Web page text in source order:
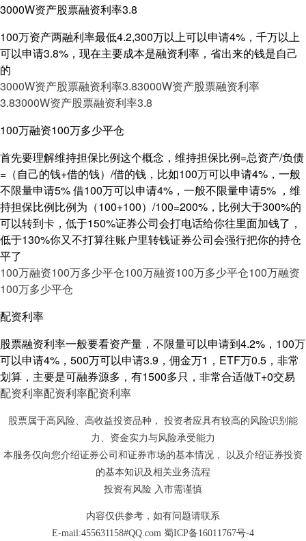
3000W资产股票融资利率3.8
100万资产两融利率最低4.2,300万以上可以申请4%，千万以上
可以申请3.8%，现在主要成本是融资利率，省出来的钱是自己
的
3000W资产股票融资利率3.83000W资产股票融资利率
3.83000W资产股票融资利率3.8
100万融资100万多少平仓
首先要理解维持担保比例这个概念，维持担保比例=总资产/负债
=（自己的钱+借的钱）/借的钱，比如100万可以申请4%，一般
不限量申请5% 借100万可以申请4%，一般不限量申请5% ，维
持担保比例比例为（100+100）/100=200%，比例大于300%的
可以转到卡，低于150%证券公司会打电话给你往里面加钱了，
低于130%你又不打算往账户里转钱证券公司会强行把你的持仓
平了
100万融资100万多少平仓100万融资100万多少平仓100万融资
100万多少平仓
配资利率
股票融资利率一般要看资产量，不限量可以申请到4.2%，100万
可以申请4%，500万可以申请3.9，佣金万1，ETF万0.5，非常
划算，主要是可融券源多，有1500多只，非常合适做T+0交易
配资利率配资利率配资利率
股票属于高风险、高收益投资品种， 投资者应具有较高的风险识别能
力、资金实力与风险承受能力
本服务仅向您介绍证券公司和证券市场的基本情况， 以及介绍证券投资
的基本知识及相关业务流程
投资有风险 入市需谨慎
内容仅供参考，如有问题请联系
E-mail:455631158#QQ.com 蜀ICP备16011767号-4